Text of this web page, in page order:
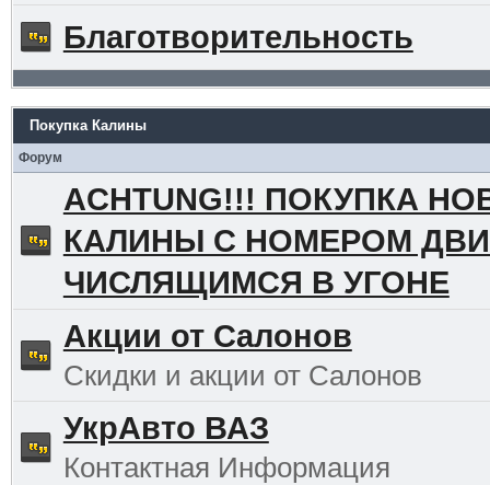
Благотворительность
Покупка Калины
Форум
ACHTUNG!!! ПОКУПКА
КАЛИНЫ С НОМЕРОМ
ЧИСЛЯЩИМСЯ В УГОНЕ
Акции от Салонов
Скидки и акции от Салонов
УкрАвто ВАЗ
Контактная Информация